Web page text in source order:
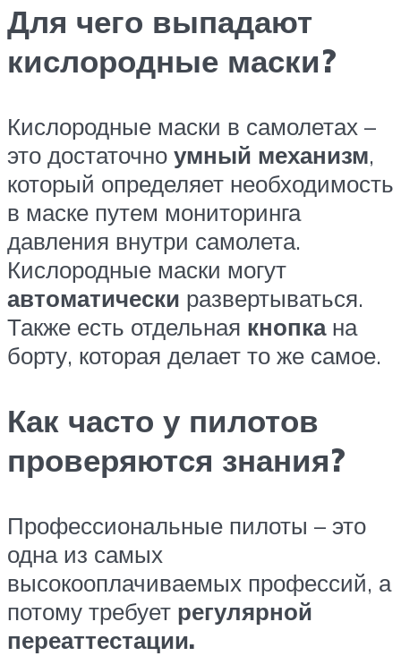
Для чего выпадают
кислородные маски?
Кислородные маски в самолетах –
это достаточно умный механизм,
который определяет необходимость
в маске путем мониторинга
давления внутри самолета.
Кислородные маски могут
автоматически развертываться.
Также есть отдельная кнопкана
борту, которая делает то же самое.
Как часто у пилотов
проверяются знания?
Профессиональные пилоты – это
одна из самых
высокооплачиваемых профессий, а
потому требует регулярной
переаттестации.